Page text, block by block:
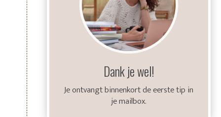
Dank je wel!
Je ontvangt binnenkort de eerste tip in
je mailbox.